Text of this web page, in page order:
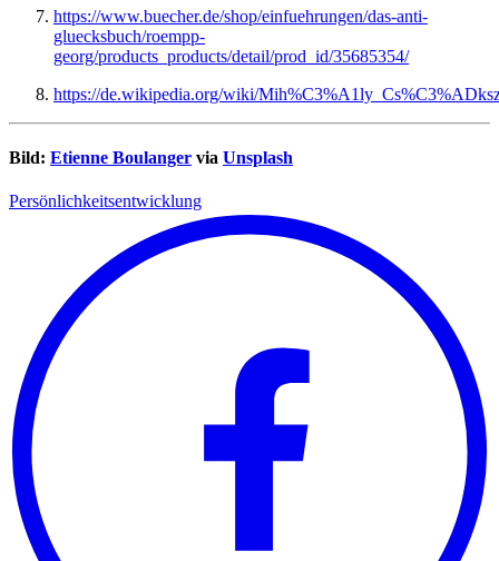
https://www.buecher.de/shop/einfuehrungen/das-anti-
gluecksbuch/roempp-
georg/products_products/detail/prod_id/35685354/
https://de.wikipedia.org/wiki/
Bild: Etienne Boulanger via Unsplash
Persönlichkeitsentwicklung